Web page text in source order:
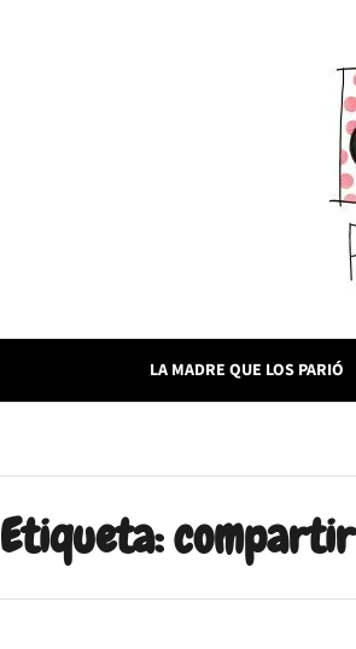
LA MADRE QUE LOS PARIÓ
Etiqueta:compartir